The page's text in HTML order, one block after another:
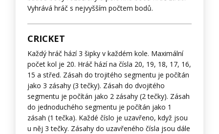
Vyhrává hráč s nejvyšším počtem bodů.
CRICKET
Každý hráč hází 3 šipky v každém kole. Maximální
počet kol je 20. Hráč hází na čísla 20, 19, 18, 17, 16,
15 a střed. Zásah do trojitého segmentu je počítán
jako 3 zásahy (3 tečky). Zásah do dvojitého
segmentu je počítán jako 2 zásahy (2 tečky). Zásah
do jednoduchého segmentu je počítán jako 1
zásah (1 tečka). Každé číslo je uzavřeno, když jsou
u něj 3 tečky. Zásahy do uzavřeného čísla jsou dále